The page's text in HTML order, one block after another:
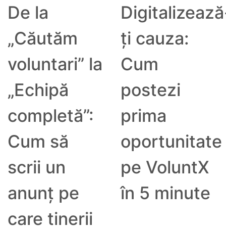
De la
„Căutăm
voluntari” la
„Echipă
completă”:
Cum să
scrii un
anunț pe
care tinerii
ți cauza:
Cum
postezi
prima
oportunitate
pe VoluntX
în 5 minute